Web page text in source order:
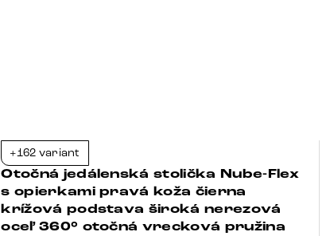
+162 variant
Otočná jedálenská stolička Nube-Flex
s opierkami pravá koža čierna
krížová podstava široká nerezová
oceľ 360° otočná vrecková pružina